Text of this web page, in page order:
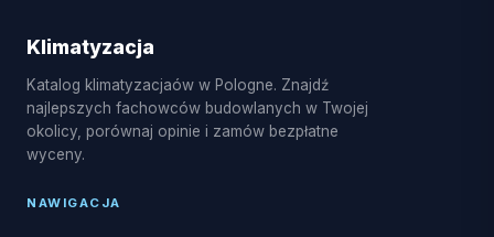
Klimatyzacja
Katalog klimatyzacjaów w Pologne. Znajdź
najlepszych fachowców budowlanych w Twojej
okolicy, porównaj opinie i zamów bezpłatne
wyceny.
NAWIGACJA